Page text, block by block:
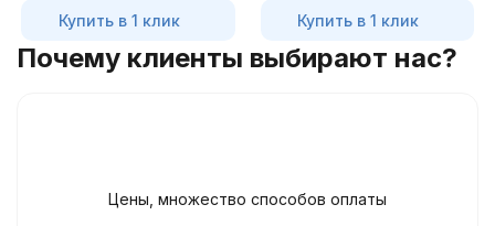
Купить в 1 клик Купить в 1 клик
Почему клиенты выбирают нас?
Цены, множество способов оплаты